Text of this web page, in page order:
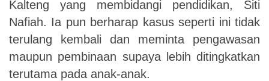
Kalteng yang membidangi pendidikan, Siti
Nafiah. Ia pun berharap kasus seperti ini tidak
terulang kembali dan meminta pengawasan
maupun pembinaan supaya lebih ditingkatkan
terutama pada anak-anak.